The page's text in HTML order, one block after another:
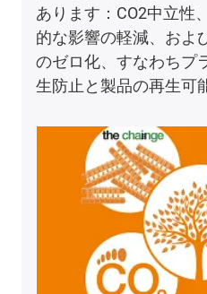
あります：CO2中立性
的な影響の軽減、およ
のゼロ化、すなわちプ
生防止と製品の再生可